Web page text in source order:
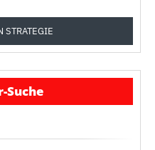
STRATEGIE
Suche